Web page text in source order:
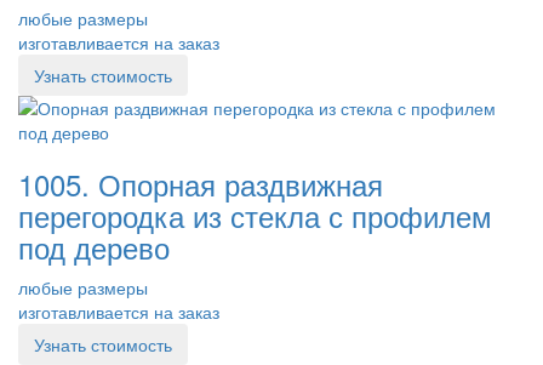
любые размеры
изготавливается на заказ
Узнать стоимость
1005. Опорная раздвижная
перегородка из стекла с профилем
под дерево
любые размеры
изготавливается на заказ
Узнать стоимость